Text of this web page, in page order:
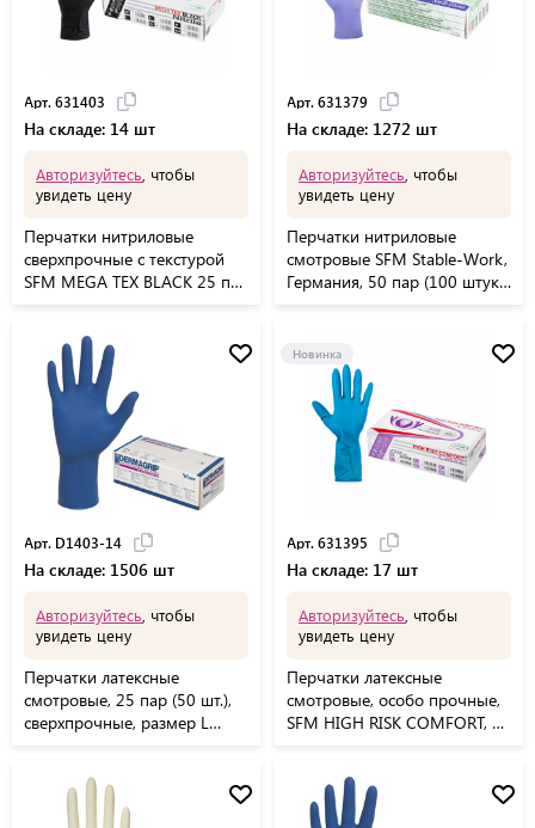
Арт. 631403
На складе: 14 шт
Авторизуйтесь , чтобы
увидеть цену
Перчатки нитриловые
сверхпрочные с текстурой
SFM MEGA TEX BLACK 25 пар
Арт. 631379
На складе: 1272 шт
Авторизуйтесь , чтобы
увидеть цену
Перчатки нитриловые
смотровые SFM Stable-Work,
Германия, 50 пар (100 штук),
Арт. D1403-14
На складе: 1506 шт
Авторизуйтесь , чтобы
увидеть цену
Перчатки латексные
смотровые, 25 пар (50 шт.),
сверхпрочные, размер L
Новинка
Арт. 631395
На складе: 17 шт
Авторизуйтесь , чтобы
увидеть цену
Перчатки латексные
смотровые, особо прочные,
SFM HIGH RISK COMFORT, 25